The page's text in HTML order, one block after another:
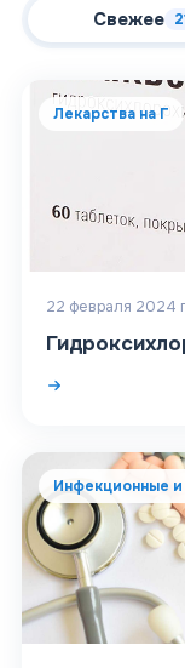
Свежее
Лекарства на Г
22 февраля 2024
Инфекционные и